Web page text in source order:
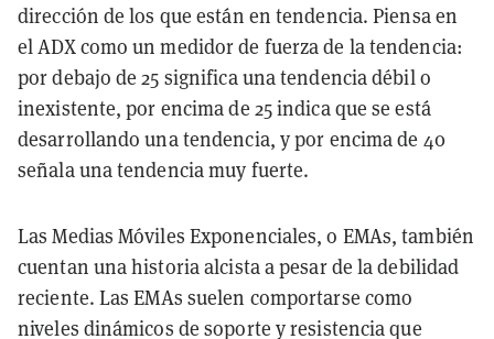
dirección de los que están en tendencia. Piensa en
el ADX como un medidor de fuerza de la tendencia:
por debajo de 25 significa una tendencia débil o
inexistente, por encima de 25 indica que se está
desarrollando una tendencia, y por encima de 40
señala una tendencia muy fuerte.
Las Medias Móviles Exponenciales, o EMAs, también
cuentan una historia alcista a pesar de la debilidad
reciente. Las EMAs suelen comportarse como
niveles dinámicos de soporte y resistencia que